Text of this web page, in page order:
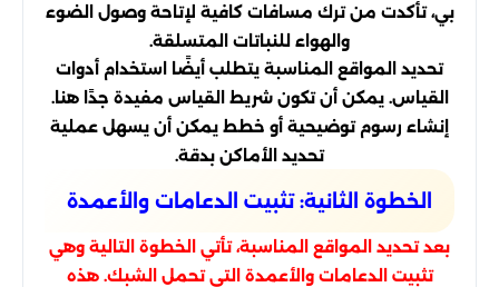
بي، تأكدت من ترك مسافات كافية لإتاحة وصول الضوء
والهواء للنباتات المتسلقة.
تحديد المواقع المناسبة يتطلب أيضًا استخدام أدوات
القياس. يمكن أن تكون شريط القياس مفيدة جدًا هنا.
إنشاء رسوم توضيحية أو خطط يمكن أن يسهل عملية
تحديد الأماكن بدقة.
الخطوة الثانية: تثبيت الدعامات والأعمدة
بعد تحديد المواقع المناسبة، تأتي الخطوة التالية وهي
تثبيت الدعامات والأعمدة التي تحمل الشبك. هذه